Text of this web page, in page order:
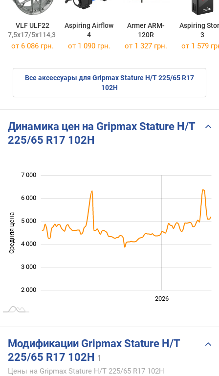
VLF ULF22
7,5x17/5x114,3 ET38 DIA73,1
Aspiring Airflow
4
Armer ARM-
120R
Aspiring
3
от 6 086 грн. от 1 090 грн. от 1 327 грн. от 1 579
Все аксессуары для Gripmax Stature H/T 225/65 R17
102H
Динамика цен на Gripmax Stature H/T
225/65 R17 102H
Средняя цена
2 000
3 000
4 000
5 000
6 000
7 000
2026
Модификации Gripmax Stature H/T
225/65 R17 102H 1
Цены на Gripmax Stature H/T 225/65 R17 102H